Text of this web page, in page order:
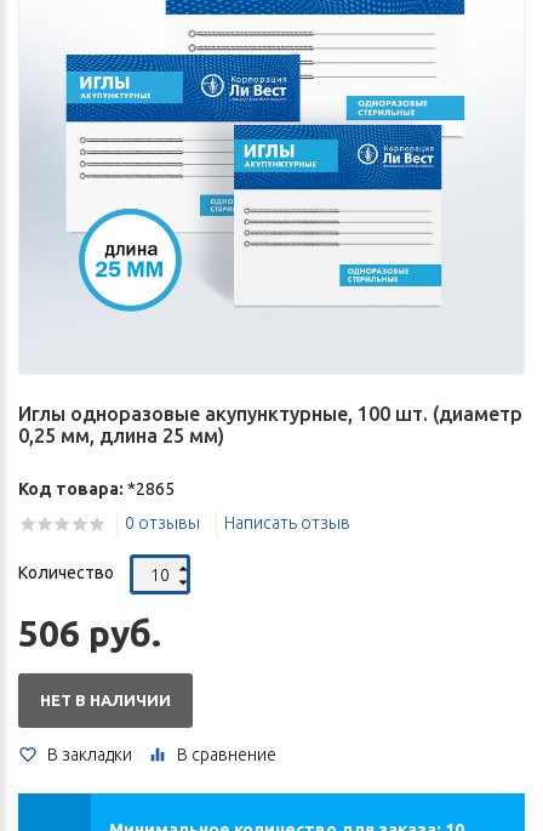
Иглы одноразовые акупунктурные, 100 шт. (диаметр
0,25 мм, длина 25 мм)
Код товара: *2865
0 отзывы
Написать отзыв
Количество
506 руб.
НЕТ В НАЛИЧИИ
В закладки В сравнение